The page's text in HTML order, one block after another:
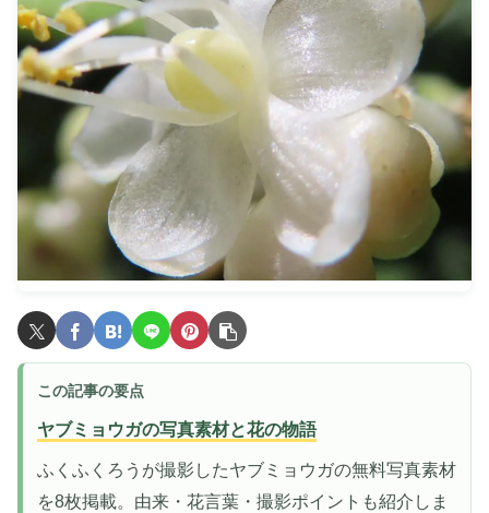
この記事の要点
ヤブミョウガの写真素材と花の物語
ふくふくろうが撮影したヤブミョウガの無料写真素材
を8枚掲載。由来・花言葉・撮影ポイントも紹介しま